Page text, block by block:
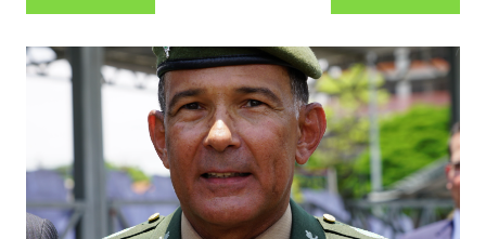
e
b
o
o
k
s
e
n
er
s
A
p
p
dI
n
de
Post